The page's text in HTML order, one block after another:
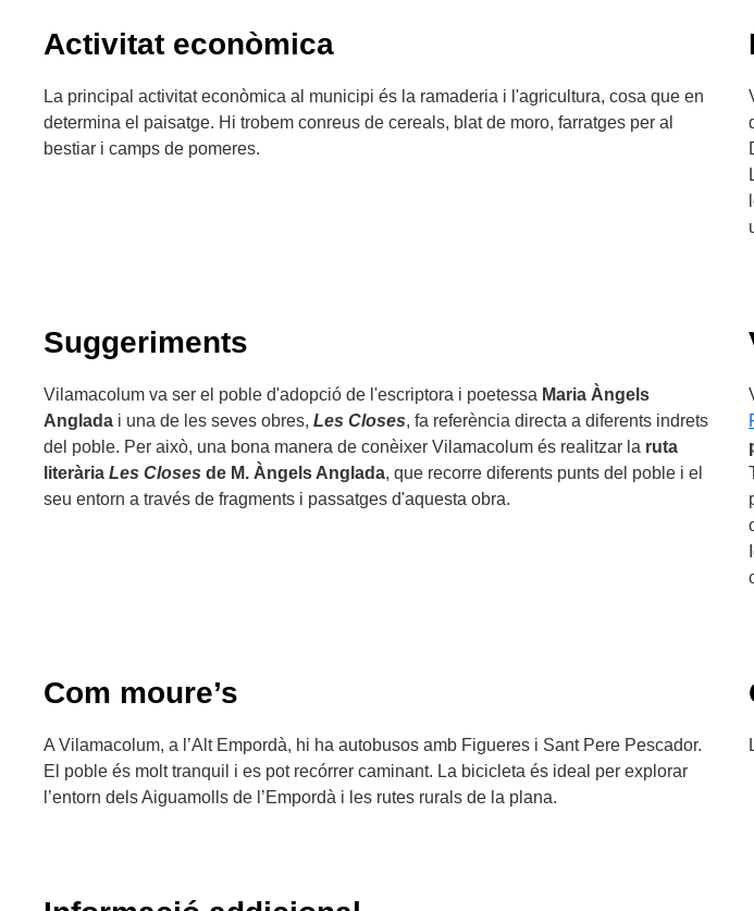
Activitat econòmica
La principal activitat econòmica al municipi és la ramaderia i l'agricultura, cosa que en
determina el paisatge. Hi trobem conreus de cereals, blat de moro, farratges per al
bestiar i camps de pomeres.
Suggeriments
Vilamacolum va ser el poble d'adopció de l'escriptora i poetessa Maria Àngels
Anglada i una de les seves obres, Les Closes, fa referència directa a diferents indrets
del poble. Per això, una bona manera de conèixer Vilamacolum és realitzar la ruta
literària Les Closes de M. Àngels Anglada, que recorre diferents punts del poble i el
seu entorn a través de fragments i passatges d'aquesta obra.
Com moure’s
A Vilamacolum, a l’Alt Empordà, hi ha autobusos amb Figueres i Sant Pere Pescador.
El poble és molt tranquil i es pot recórrer caminant. La bicicleta és ideal per explorar
l’entorn dels Aiguamolls de l’Empordà i les rutes rurals de la plana.